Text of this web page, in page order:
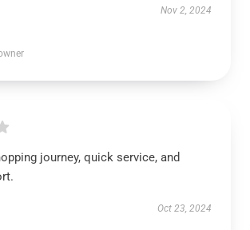
Nov 2, 2024
journey, quick service, and
Oct 23, 2024